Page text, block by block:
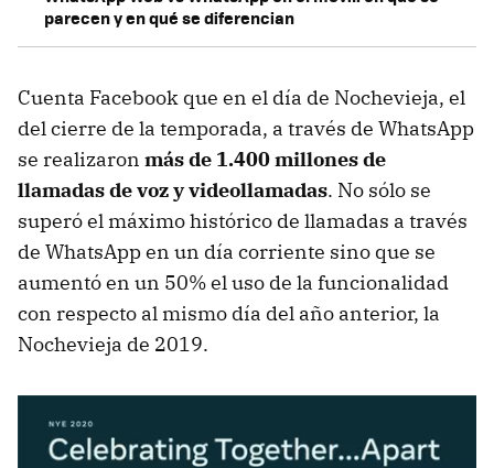
parecen y en qué se diferencian
Cuenta Facebook que en el día de Nochevieja, el
del cierre de la temporada, a través de WhatsApp
se realizaron más de 1.400 millones de
llamadas de voz y videollamadas. No sólo se
superó el máximo histórico de llamadas a través
de WhatsApp en un día corriente sino que se
aumentó en un 50% el uso de la funcionalidad
con respecto al mismo día del año anterior, la
Nochevieja de 2019.